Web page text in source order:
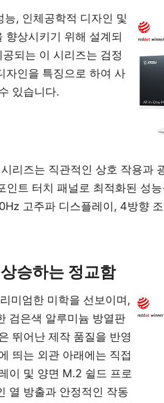
, 인체공학적 디자인 및
향상시키기 위해 설계되
되는 이 시리즈는 검정
자인을 특징으로 하여 사
있습니다.
리즈는 직관적인 상호 작용과
인트 터치 패널로 최적화된 성
고주파 디스플레이, 4방향
승하는 정교함
미엄한 미학을 선보이며,
검은색 알루미늄 방열판
뛰어난 제작 품질을 반영
띄는 외관 아래에는 직접
이 및 양면 M.2 쉴드 프로
열 방출과 안정적인 작동